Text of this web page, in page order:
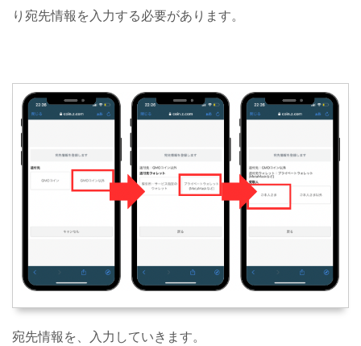
り宛先情報を入力する必要があります。
宛先情報を、入力していきます。